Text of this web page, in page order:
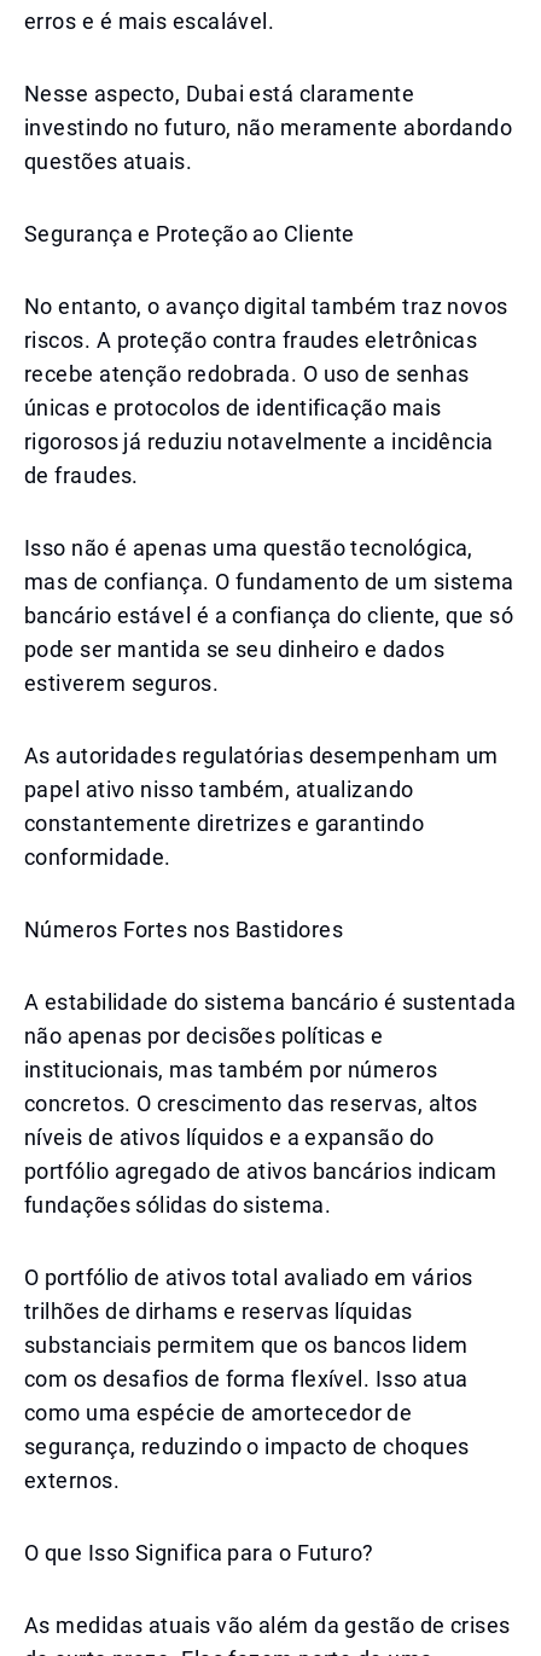
erros e é mais escalável.
Nesse aspecto, Dubai está claramente
investindo no futuro, não meramente abordando
questões atuais.
Segurança e Proteção ao Cliente
No entanto, o avanço digital também traz novos
riscos. A proteção contra fraudes eletrônicas
recebe atenção redobrada. O uso de senhas
únicas e protocolos de identificação mais
rigorosos já reduziu notavelmente a incidência
de fraudes.
Isso não é apenas uma questão tecnológica,
mas de confiança. O fundamento de um sistema
bancário estável é a confiança do cliente, que só
pode ser mantida se seu dinheiro e dados
estiverem seguros.
As autoridades regulatórias desempenham um
papel ativo nisso também, atualizando
constantemente diretrizes e garantindo
conformidade.
Números Fortes nos Bastidores
A estabilidade do sistema bancário é sustentada
não apenas por decisões políticas e
institucionais, mas também por números
concretos. O crescimento das reservas, altos
níveis de ativos líquidos e a expansão do
portfólio agregado de ativos bancários indicam
fundações sólidas do sistema.
O portfólio de ativos total avaliado em vários
trilhões de dirhams e reservas líquidas
substanciais permitem que os bancos lidem
com os desafios de forma flexível. Isso atua
como uma espécie de amortecedor de
segurança, reduzindo o impacto de choques
externos.
O que Isso Significa para o Futuro?
As medidas atuais vão além da gestão de crises